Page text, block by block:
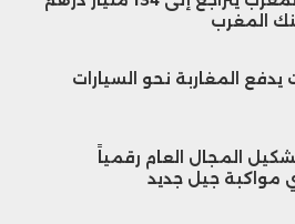
المغرب
يدفع المغاربة نحو السيارات
المجال العام رقمياً
مواكبة جيل جديد